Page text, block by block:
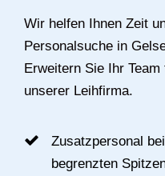
Wir helfen Ihnen Zeit
Personalsuche in
Erweitern Sie Ihr
unserer Leihfirma.
Zusatzpersonal
begrenzten